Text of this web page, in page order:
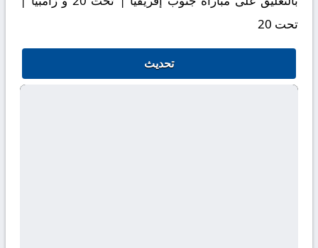
تحت 20
تحديث